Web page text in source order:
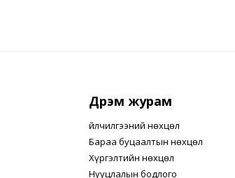
Дүрэм журам
Үйлчилгээний нөхцөл
Бараа буцаалтын нөхцөл
Хүргэлтийн нөхцөл
Нууцлалын бодлого